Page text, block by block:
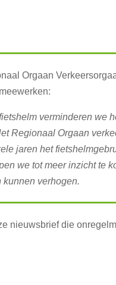
Orgaan
verminderen we
Regionaal Orgaan
jaren het
we tot meer inzicht te
kunnen verhogen.
nieuwsbrief die